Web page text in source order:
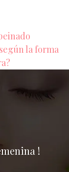
la forma
!